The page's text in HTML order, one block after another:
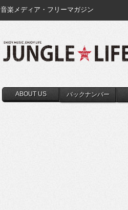
音楽メディア・フリーマガジン
ABOUT US バックナンバー